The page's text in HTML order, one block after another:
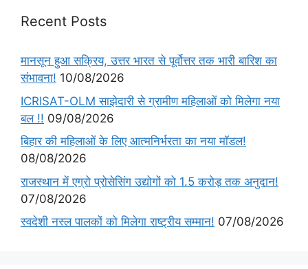
Recent Posts
मानसून हुआ सक्रिय, उत्तर भारत से पूर्वोत्तर तक भारी बारिश का
संभावना! 10/08/2026
ICRISAT-OLM साझेदारी से ग्रामीण महिलाओं को मिलेगा नया
बल !! 09/08/2026
बिहार की महिलाओं के लिए आत्मनिर्भरता का नया मॉडल!
08/08/2026
राजस्थान में एग्रो प्रोसेसिंग उद्योगों को 1.5 करोड़ तक अनुदान!
07/08/2026
स्वदेशी नस्ल पालकों को मिलेगा राष्ट्रीय सम्मान! 07/08/2026